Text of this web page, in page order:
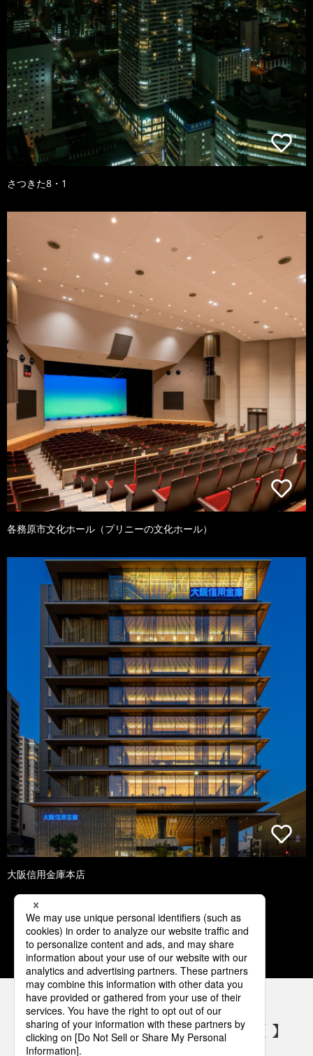
さつきた8・1
各務原市文化ホール（プリニーの文化ホール）
大阪信用金庫本店
1 2 3 4 5
パナソニックの電気設備 SNSアカウント